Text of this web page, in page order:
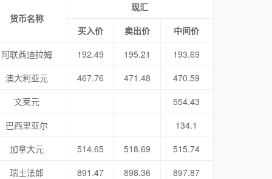
货币名称
现汇
买入价
卖出价
中间价
阿联酋迪拉姆
192.49 195.21
193.69
澳大利亚元
467.76 471.48
470.59
文莱元
554.43
巴西里亚尔
134.1
加拿大元
514.65 518.69
515.74
瑞士法郎
891.47 898.36 897.87